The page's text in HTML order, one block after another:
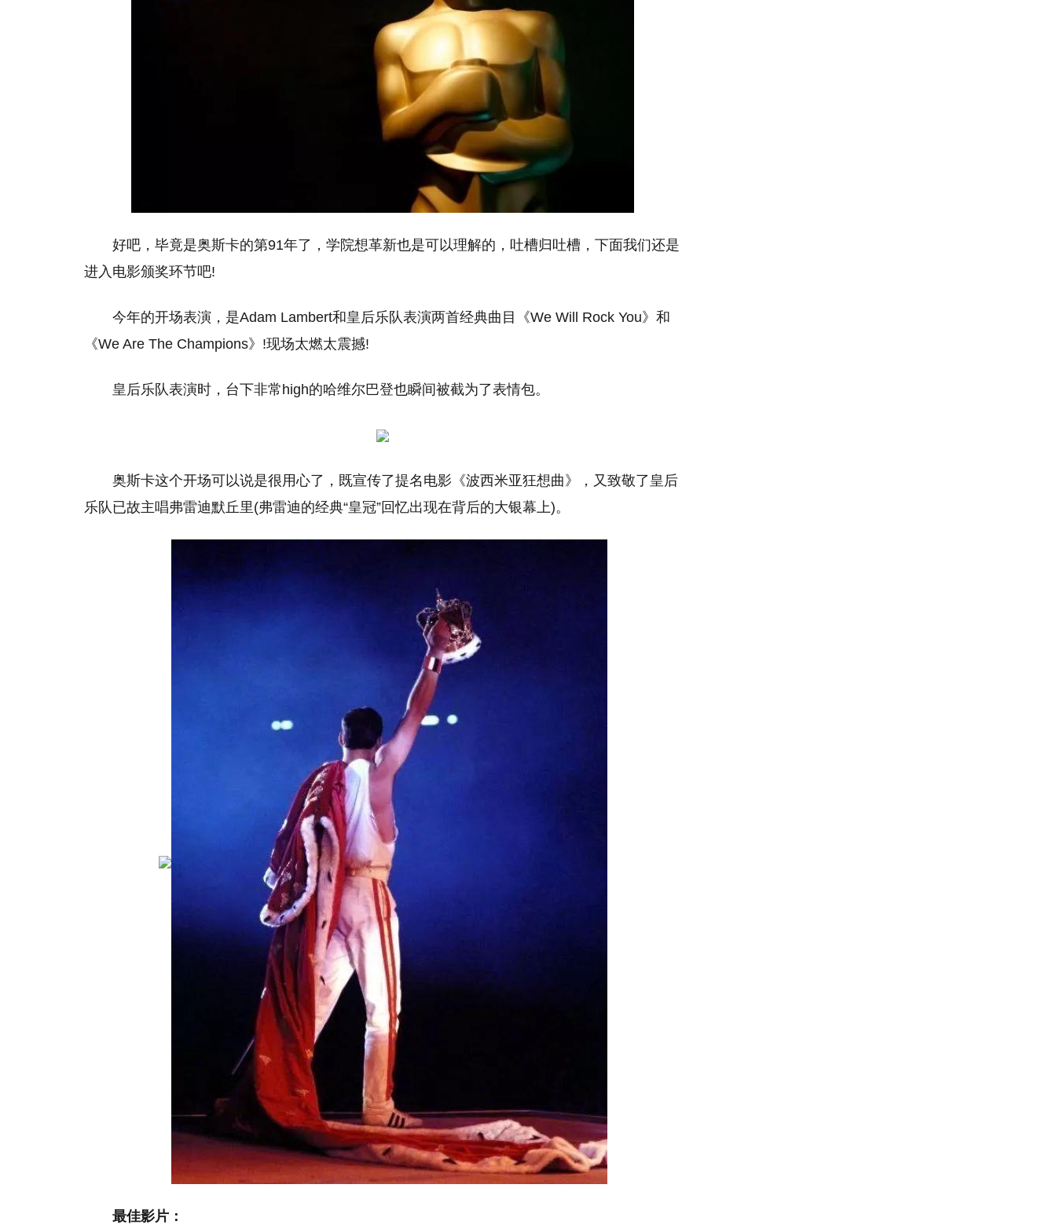
好吧，毕竟是奥斯卡的第91年了，学院想革新也是可以理解的，吐槽归吐槽，下面我们还是
进入电影颁奖环节吧!
今年的开场表演，是Adam Lambert和皇后乐队表演两首经典曲目《We Will Rock You》和
《We Are The Champions》!现场太燃太震撼!
皇后乐队表演时，台下非常high的哈维尔巴登也瞬间被截为了表情包。
奥斯卡这个开场可以说是很用心了，既宣传了提名电影《波西米亚狂想曲》，又致敬了皇后
乐队已故主唱弗雷迪默丘里(弗雷迪的经典“皇冠”回忆出现在背后的大银幕上)。
最佳影片：